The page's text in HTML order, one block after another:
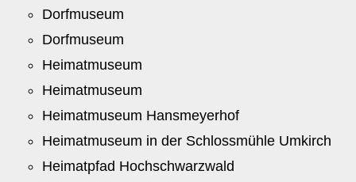
Dorfmuseum
Dorfmuseum
Heimatmuseum
Heimatmuseum
Heimatmuseum Hansmeyerhof
Heimatmuseum in der Schlossmühle Umkirch
Heimatpfad Hochschwarzwald